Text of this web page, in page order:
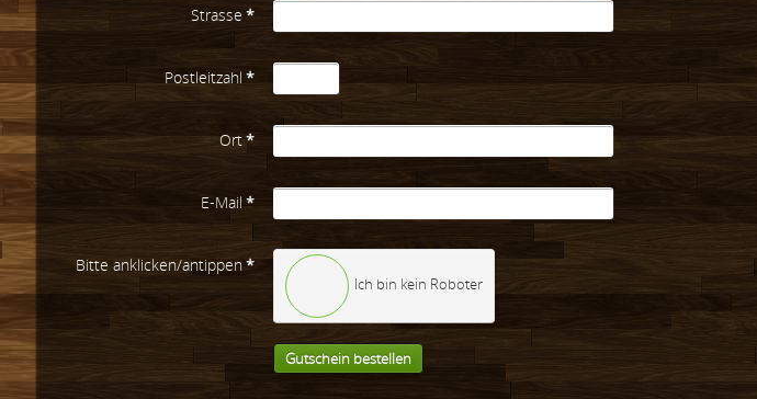
Strasse *
Postleitzahl *
Ort*
E-Mail *
Bitte anklicken/antippen*
Ich bin kein Roboter
Gutschein bestellen